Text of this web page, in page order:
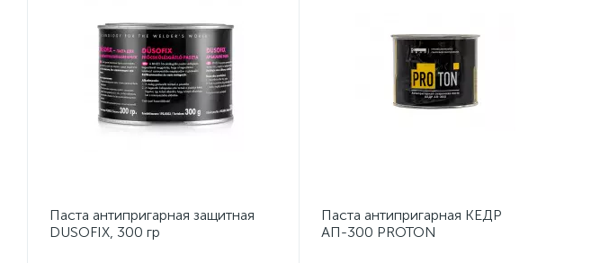
Паста антипригарная защитная
DUSOFIX, 300 гр
Паста антипригарная КЕДР
АП-300 PROTON